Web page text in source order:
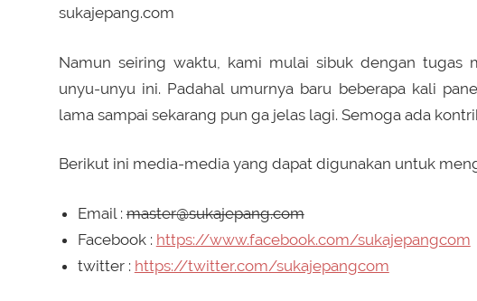
sukajepang.com
Namun seiring waktu, kami mulai sibuk dengan tugas
unyu-unyu ini. Padahal umurnya baru beberapa kali
lama sampai sekarang pun ga jelas lagi. Semoga ada
Berikut ini media-media yang dapat digunakan untuk
Email :master@sukajepang.com
Facebook : https://www.facebook.com/sukajepangcom
twitter : https://twitter.com/sukajepangcom